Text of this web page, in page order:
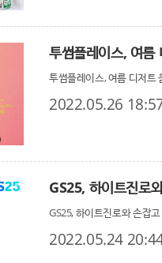
투썸플레이스, 여
투썸플레이스, 여름 디저트
2022.05.26
GS25, 하이트진로
GS25, 하이트진로와 손잡
2022.05.24